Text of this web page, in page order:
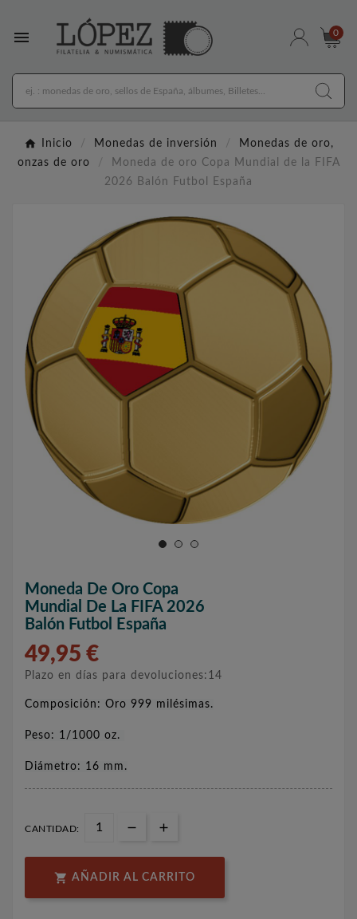
 0
Inicio Monedas de inversión
Monedas de oro,
onzas de oro
Moneda de oro Copa Mundial de la FIFA
2026 Balón Futbol España
Moneda De Oro Copa
Mundial De La FIFA 2026
Balón Futbol España
49,95 €
Plazo en días para devoluciones:14
Composición: Oro 999 milésimas.
Peso: 1/1000 oz.
Diámetro: 16 mm.
CANTIDAD:
 AÑADIR AL CARRITO